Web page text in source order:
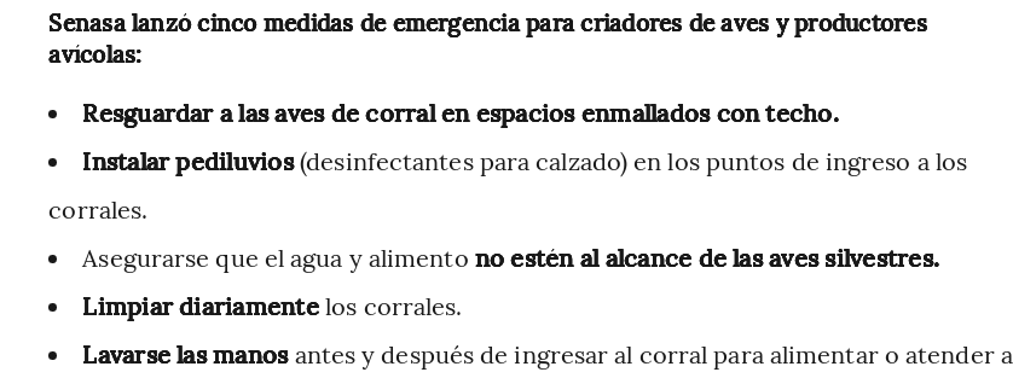
Senasa lanzó cinco medidas de emergencia para criadores de aves y productores
avícolas:
Resguardar a las aves de corral en espacios enmallados con techo.
Instalar pediluvios(desinfectantes para calzado) en los puntos de ingreso a los
corrales.
Asegurarse que el agua y alimento no estén al alcance de las aves silvestres.
Limpiar diariamentelos corrales.
Lavarse las manosantes y después de ingresar al corral para alimentar o atender a